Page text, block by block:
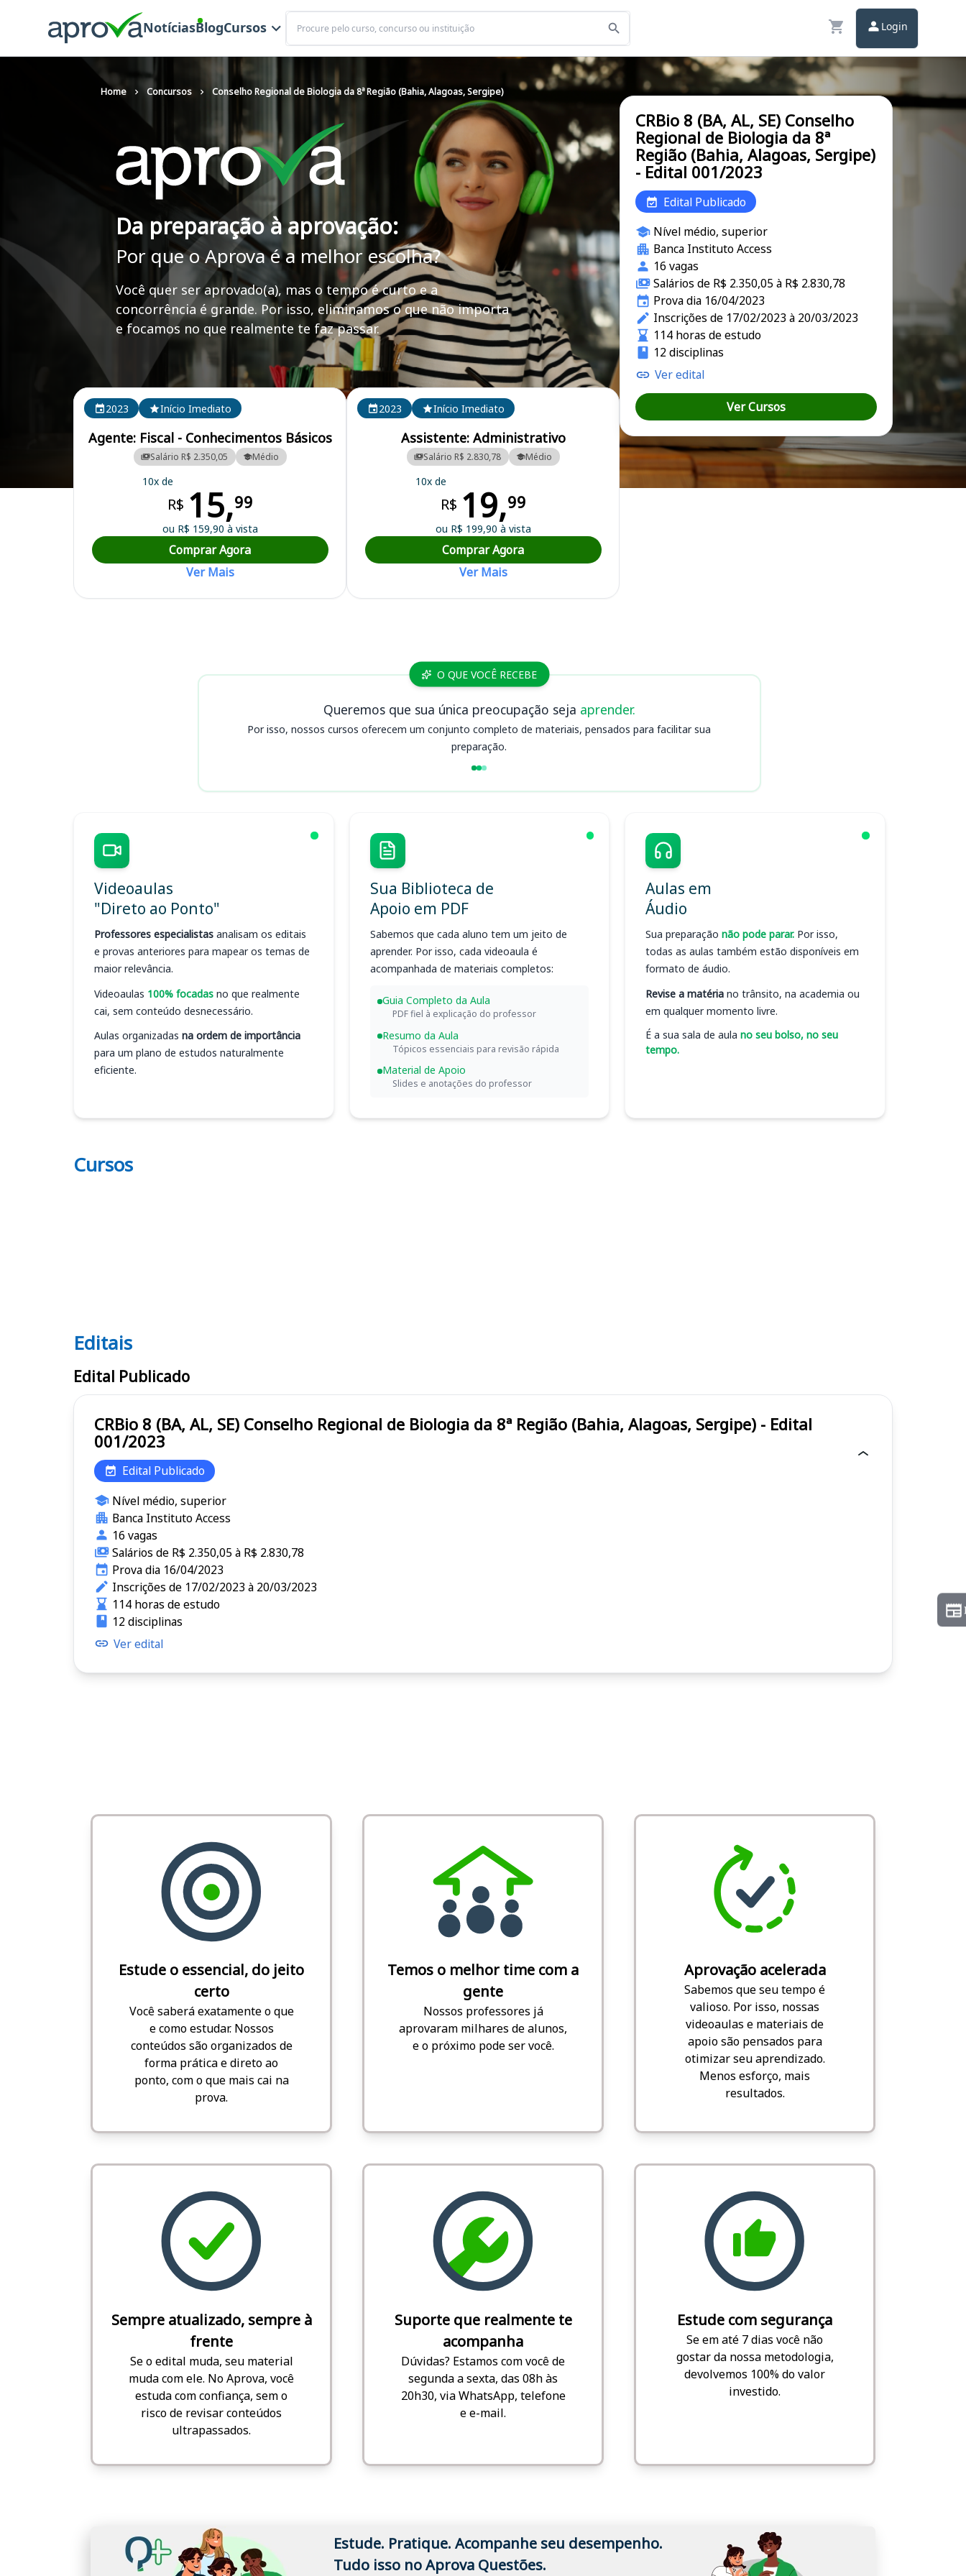
NotíciasBlogCursos
Buscar
Login
Home Concursos Conselho Regional de Biologia da 8ª Região (Bahia, Alagoas, Sergipe)
Da preparação à aprovação:
Por que o Aprova é a melhor escolha?
Você quer ser aprovado(a), mas o tempo é curto e a
concorrência é grande. Por isso, eliminamos o que não importa
e focamos no que realmente te faz passar.
Curso Preparatório para o Concurso CRBio 8 (BA, AL, SE) - Conselho Regional de Biologia da 8ª Região (Bahia, Alagoas, Sergipe)
Cursos em destaque para passar no concurso CRBio 8 (BA, AL, SE)
2023
Início Imediato
Agente: Fiscal - Conhecimentos Básicos
Salário R$ 2.350,05 Médio
10x de
R$ 15,99
ou R$ 159,90 à vista
Comprar Agora
Ver Mais
2023 Início Imediato
Assistente: Administrativo
Salário R$ 2.830,78 Médio
10x de
R$ 19,99
ou R$ 199,90 à vista
Comprar Agora
Ver Mais
CRBio 8 (BA, AL, SE) Conselho
Regional de Biologia da 8ª
Região (Bahia, Alagoas, Sergipe)
- Edital 001/2023
Edital Publicado
Nível médio, superior
Banca Instituto Access
16 vagas
Salários de R$ 2.350,05 à R$ 2.830,78
Prova dia 16/04/2023
Inscrições de 17/02/2023 à 20/03/2023
114 horas de estudo
12 disciplinas
Ver edital
Ver Cursos
Cursos CRBio 8 (BA, AL, SE) O QUE VOCÊ RECEBE
Queremos que sua única preocupação seja aprender.
Por isso, nossos cursos oferecem um conjunto completo de materiais, pensados para facilitar sua
preparação.
Videoaulas
"Direto ao Ponto"
Professores especialistas analisam os editais
e provas anteriores para mapear os temas de
maior relevância.
Videoaulas 100% focadas no que realmente
cai, sem conteúdo desnecessário.
Aulas organizadas na ordem de importância
para um plano de estudos naturalmente
eficiente.
Sua Biblioteca de
Apoio em PDF
Sabemos que cada aluno tem um jeito de
aprender. Por isso, cada videoaula é
acompanhada de materiais completos:
Guia Completo da Aula
PDF fiel à explicação do professor
Resumo da Aula
Tópicos essenciais para revisão rápida
Material de Apoio
Slides e anotações do professor
Aulas em
Áudio
Sua preparação não pode parar. Por isso,
todas as aulas também estão disponíveis em
formato de áudio.
Revise a matéria no trânsito, na academia ou
em qualquer momento livre.
É a sua sala de aula no seu bolso, no seu
tempo.
Cursos
Editais CRBio 8 (BA, AL, SE)
Editais
Edital Publicado
CRBio 8 (BA, AL, SE) Conselho Regional de Biologia da 8ª Região (Bahia, Alagoas, Sergipe) - Edital
001/2023
Edital Publicado
Nível médio, superior
Banca Instituto Access
16 vagas
Salários de R$ 2.350,05 à R$ 2.830,78
Prova dia 16/04/2023
Inscrições de 17/02/2023 à 20/03/2023
114 horas de estudo
12 disciplinas
Ver edital
Estude o essencial, do jeito
certo
Você saberá exatamente o que
e como estudar. Nossos
conteúdos são organizados de
forma prática e direto ao
ponto, com o que mais cai na
prova.
Temos o melhor time com a
gente
Nossos professores já
aprovaram milhares de alunos,
e o próximo pode ser você.
Aprovação acelerada
Sabemos que seu tempo é
valioso. Por isso, nossas
videoaulas e materiais de
apoio são pensados para
otimizar seu aprendizado.
Menos esforço, mais
resultados.
Sempre atualizado, sempre à
frente
Se o edital muda, seu material
muda com ele. No Aprova, você
estuda com confiança, sem o
risco de revisar conteúdos
ultrapassados.
Suporte que realmente te
acompanha
Dúvidas? Estamos com você de
segunda a sexta, das 08h às
20h30, via WhatsApp, telefone
e e-mail.
Estude com segurança
Se em até 7 dias você não
gostar da nossa metodologia,
devolvemos 100% do valor
investido.
Estude. Pratique. Acompanhe seu desempenho.
Tudo isso no Aprova Questões.